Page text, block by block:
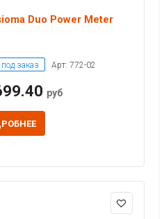
Duo Power Meter
заказ Арт: 772-02
руб